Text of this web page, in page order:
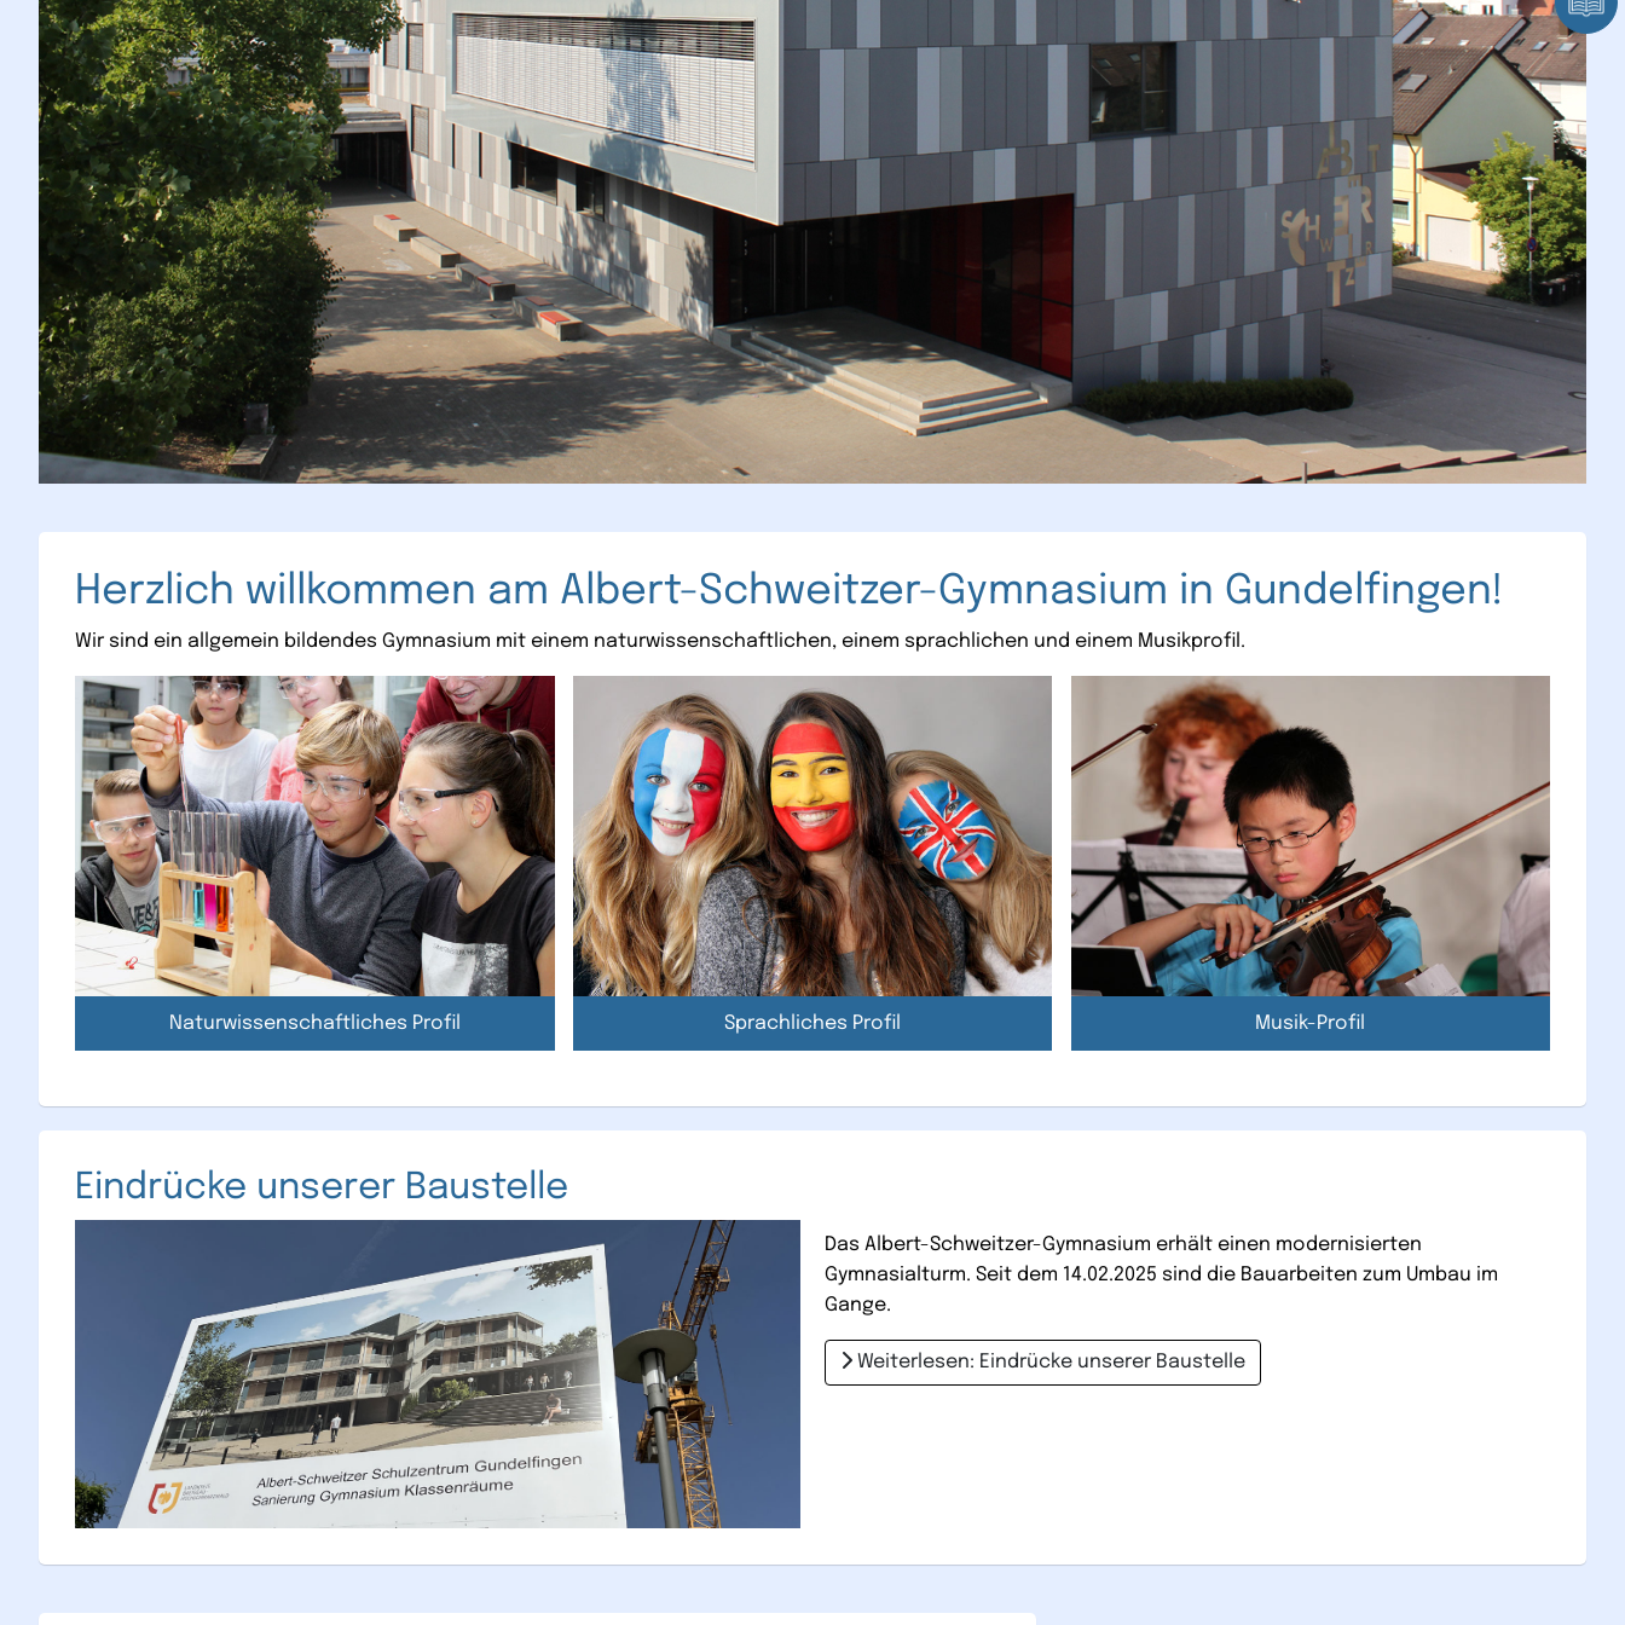
Herzlich willkommen am Albert-Schweitzer-Gymnasium in Gundelfingen!
Wir sind ein allgemein bildendes Gymnasium mit einem naturwissenschaftlichen, einem sprachlichen und einem Musikprofil.
Naturwissenschaftliches Profil Sprachliches Profil Musik-Profil
Eindrücke unserer Baustelle
Das Albert-Schweitzer-Gymnasium erhält einen modernisierten
Gymnasialturm. Seit dem 14.02.2025 sind die Bauarbeiten zum Umbau im
Gange.
Weiterlesen: Eindrücke unserer Baustelle